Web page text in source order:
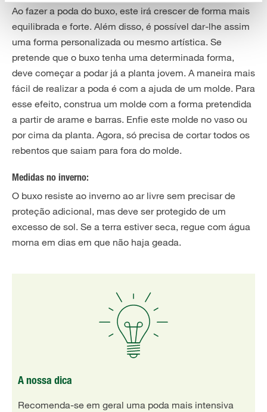
Ao fazer a poda do buxo, este irá crescer de forma mais
equilibrada e forte. Além disso, é possível dar-lhe assim
uma forma personalizada ou mesmo artística. Se
pretende que o buxo tenha uma determinada forma,
deve começar a podar já a planta jovem. A maneira mais
fácil de realizar a poda é com a ajuda de um molde. Para
esse efeito, construa um molde com a forma pretendida
a partir de arame e barras. Enfie este molde no vaso ou
por cima da planta. Agora, só precisa de cortar todos os
rebentos que saiam para fora do molde.
Medidas no inverno:
O buxo resiste ao inverno ao ar livre sem precisar de
proteção adicional, mas deve ser protegido de um
excesso de sol. Se a terra estiver seca, regue com água
morna em dias em que não haja geada.
A nossa dica
Recomenda-se em geral uma poda mais intensiva